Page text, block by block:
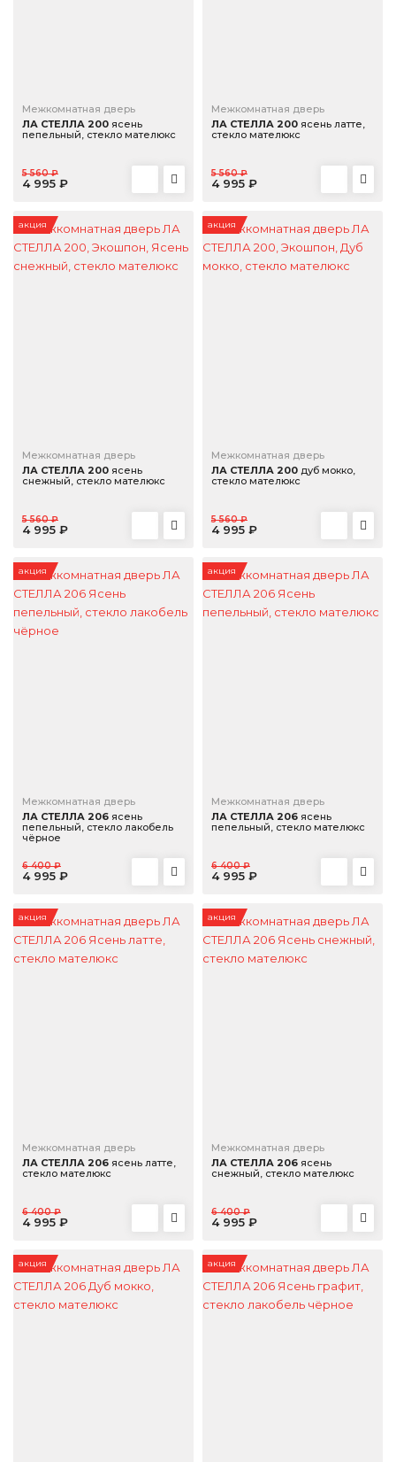
Межкомнатная дверь
ЛА СТЕЛЛА 200 ясень
пепельный, стекло мателюкс
4 995 ₽
5 560 ₽
Межкомнатная дверь
ЛА СТЕЛЛА 200 ясень латте,
стекло мателюкс
4 995 ₽
5 560 ₽
акция
Межкомнатная дверь
ЛА СТЕЛЛА 200 ясень
снежный, стекло мателюкс
4 995 ₽
5 560 ₽
акция
Межкомнатная дверь
ЛА СТЕЛЛА 200 дуб мокко,
стекло мателюкс
4 995 ₽
5 560 ₽
акция
Межкомнатная дверь
ЛА СТЕЛЛА 206 ясень
пепельный, стекло лакобель
чёрное
4 995 ₽
6 400 ₽
акция
Межкомнатная дверь
ЛА СТЕЛЛА 206 ясень
пепельный, стекло мателюкс
4 995 ₽
6 400 ₽
акция
Межкомнатная дверь
ЛА СТЕЛЛА 206 ясень латте,
стекло мателюкс
4 995 ₽
6 400 ₽
акция
Межкомнатная дверь
ЛА СТЕЛЛА 206 ясень
снежный, стекло мателюкс
4 995 ₽
6 400 ₽
акция акция